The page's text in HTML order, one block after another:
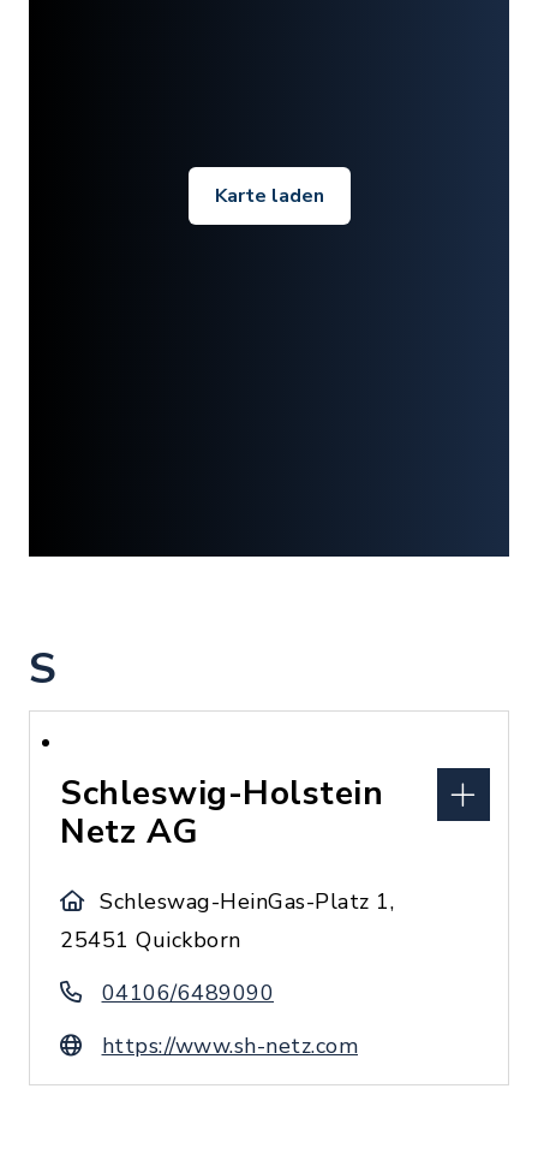
Karte laden
S
Schleswig-Holstein
Netz AG
Schleswag-HeinGas-Platz 1,
25451 Quickborn
04106/6489090
https://www.sh-netz.com